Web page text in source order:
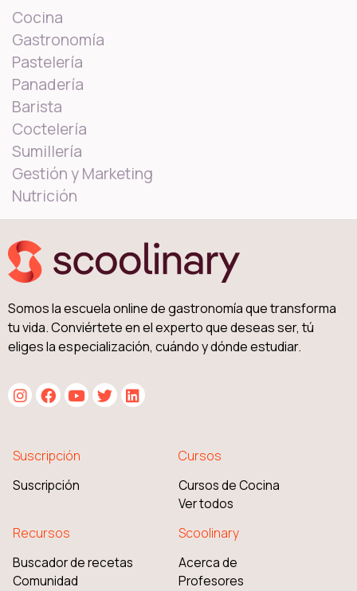
Cocina
Gastronomía
Pastelería
Panadería
Barista
Coctelería
Sumillería
Gestión y Marketing
Nutrición
Somos la escuela online de gastronomía que transforma
tu vida. Conviértete en el experto que deseas ser, tú
eliges la especialización, cuándo y dónde estudiar.
Suscripción
Suscripción
Cursos
Cursos de Cocina
Ver todos
Recursos
Buscador de recetas
Comunidad
Scoolinary
Acerca de
Profesores